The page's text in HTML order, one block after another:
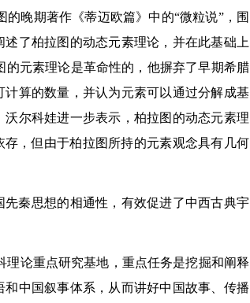
晚期著作《蒂迈欧篇》中的“微粒说”，围
了柏拉图的动态元素理论，并在此基础上
的元素理论是革命性的，他摒弃了早期希腊
算的数量，并认为元素可以通过分解成基
尔科娃进一步表示，柏拉图的动态元素理
，但由于柏拉图所持的元素观念具有几何
秦思想的相通性，有效促进了中西古典宇
理论重点研究基地，重点任务是挖掘和阐释
中国叙事体系，从而讲好中国故事、传播